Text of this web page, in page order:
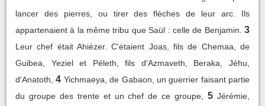
lancer des pierres, ou tirer des flèches de leur arc. Ils
appartenaient à la même tribu que Saül : celle de Benjamin. 3
Leur chef était Ahiézer. C'étaient Joas, fils de Chemaa, de
Guibea, Yeziel et Péleth, fils d'Azmaveth, Beraka, Jéhu,
d'Anatoth, 4 Yichmaeya, de Gabaon, un guerrier faisant partie
du groupe des trente et un chef de ce groupe,
5 Jérémie,